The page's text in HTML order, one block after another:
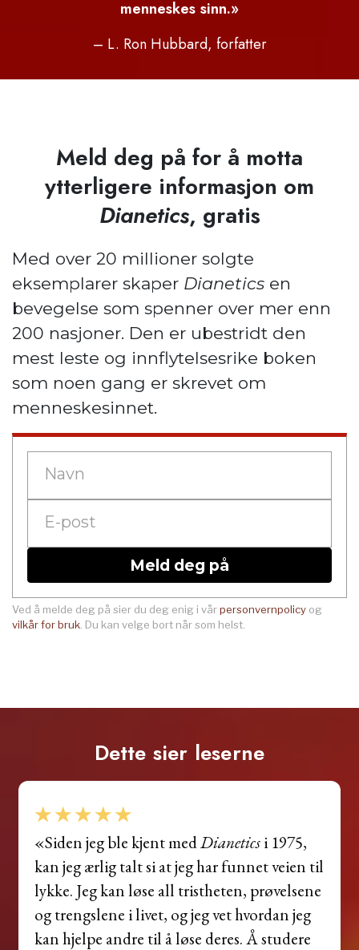
menneskes sinn.»
– L. Ron Hubbard, forfatter
Meld deg på for å motta
ytterligere informasjon om
Dianetics, gratis
Med over 20 millioner solgte
eksemplarer skaper Dianetics en
bevegelse som spenner over mer enn
200 nasjoner. Den er ubestridt den
mest leste og innflytelsesrike boken
som noen gang er skrevet om
menneskesinnet.
Meld deg på
Ved å melde deg på sier du deg enig i vårpersonvernpolicy og
vilkår for bruk . Du kan velge bort når som helst.
Dette sier leserne
«Siden jeg ble kjent medDianeticsi 1975,
kan jeg ærlig talt si at jeg har funnet veien til
lykke. Jeg kan løse all tristheten, prøvelsene
og trengslene i livet, og jeg vet hvordan jeg
kan hjelpe andre til å løse deres. Å studere